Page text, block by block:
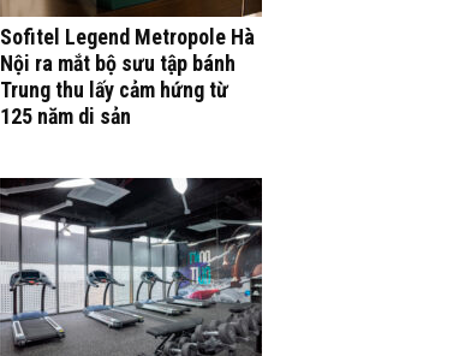
Sofitel Legend Metropole Hà
Nội ra mắt bộ sưu tập bánh
Trung thu lấy cảm hứng từ
125 năm di sản